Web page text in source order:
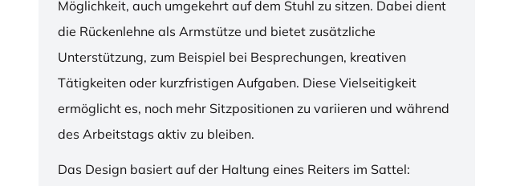
Möglichkeit, auch umgekehrt auf dem Stuhl zu sitzen. Dabei dient
die Rückenlehne als Armstütze und bietet zusätzliche
Unterstützung, zum Beispiel bei Besprechungen, kreativen
Tätigkeiten oder kurzfristigen Aufgaben. Diese Vielseitigkeit
ermöglicht es, noch mehr Sitzpositionen zu variieren und während
des Arbeitstags aktiv zu bleiben.
Das Design basiert auf der Haltung eines Reiters im Sattel: